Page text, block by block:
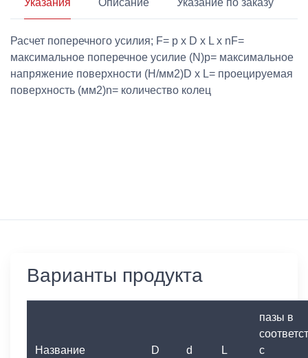
Указания Описание Указание по заказу
Расчет поперечного усилия; F= p x D x L x nF=
максимальное поперечное усилие (N)p= максимальное
напряжение поверхности (Н/мм2)D x L= проецируемая
поверхность (мм2)n= количество колец
Варианты продукта
Название D d L
пазы в
с